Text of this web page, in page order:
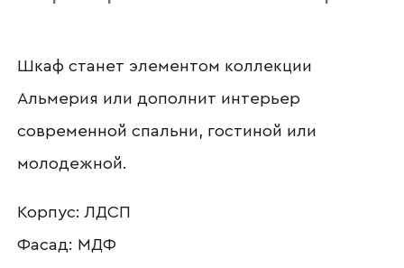
Шкаф станет элементом коллекции
Альмерия или дополнит интерьер
современной спальни, гостиной или
молодежной.
Корпус: ЛДСП
Фасад: МДФ